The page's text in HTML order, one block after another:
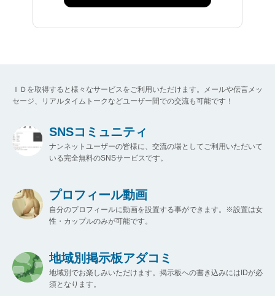
ＩＤを取得すると様々なサービスをご利用いただけます。メールや伝言メッ
セージ、リアルタイムトークなどユーザー間での交流も可能です！
SNSコミュニティ
ナンネットユーザーの皆様に、交流の場としてご利用いただいて
いる完全無料のSNSサービスです。
プロフィール動画
自分のプロフィールに動画を設置する事ができます。※設置は女
性・カップルのみが可能です。
地域別掲示板アダコミ
地域別でお楽しみいただけます。掲示板への書き込みにはIDが必
須となります。